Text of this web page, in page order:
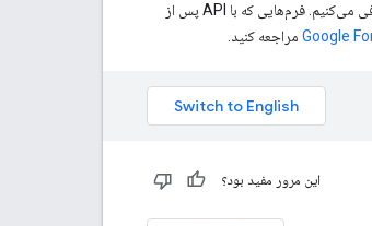
برای اینکه به سازندگان فرم، کنترل بیشتری روی اینکه چه کسی می‌تواند پاسخ دهد، بدهیم، کنترل‌های جزئی‌تری برای پاسخ‌دهندگان معرفی می‌کنیم. فرم‌هایی که با API پس از
مراجعه کنید.
این مرور مفید بود؟